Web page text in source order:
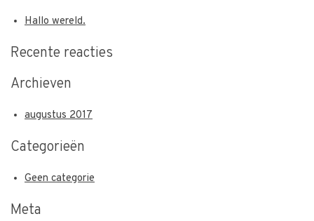
Hallo wereld.
Recente reacties
Archieven
augustus 2017
Categorieën
Geen categorie
Meta